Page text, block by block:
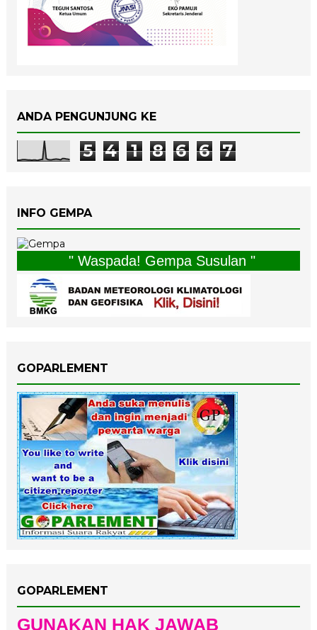
ANDA PENGUNJUNG KE
5 4 1 8 6 6 7
INFO GEMPA
" Waspada! Gempa Susulan "
GOPARLEMENT
GOPARLEMENT
GUNAKAN HAK JAWAB